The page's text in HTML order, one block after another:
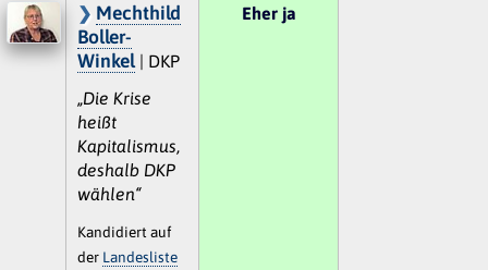
Mechthild
Boller-
Winkel | DKP
„Die Krise
heißt
Kapitalismus,
deshalb DKP
wählen“
Kandidiert auf
der Landesliste
Eher ja